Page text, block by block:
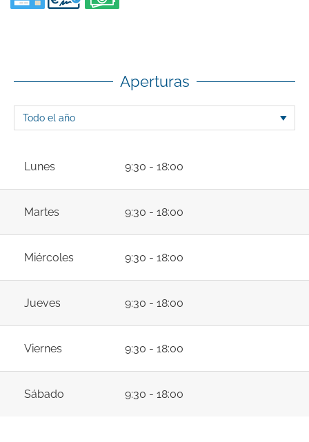
Aperturas
Lunes 9:30 - 18:00
Martes 9:30 - 18:00
Miércoles 9:30 - 18:00
Jueves 9:30 - 18:00
Viernes 9:30 - 18:00
Sábado 9:30 - 18:00